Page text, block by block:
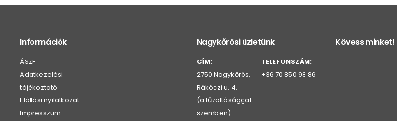
Információk
ÁSZF
Adatkezelési
tájékoztató
Elállási nyilatkozat
Impresszum
Nagykőrösi üzletünk
CÍM:
2750 Nagykőrös,
Rákóczi u. 4.
(a tűzoltósággal
szemben)
TELEFONSZÁM:
+36 70 850 98 86
Kövess minket!